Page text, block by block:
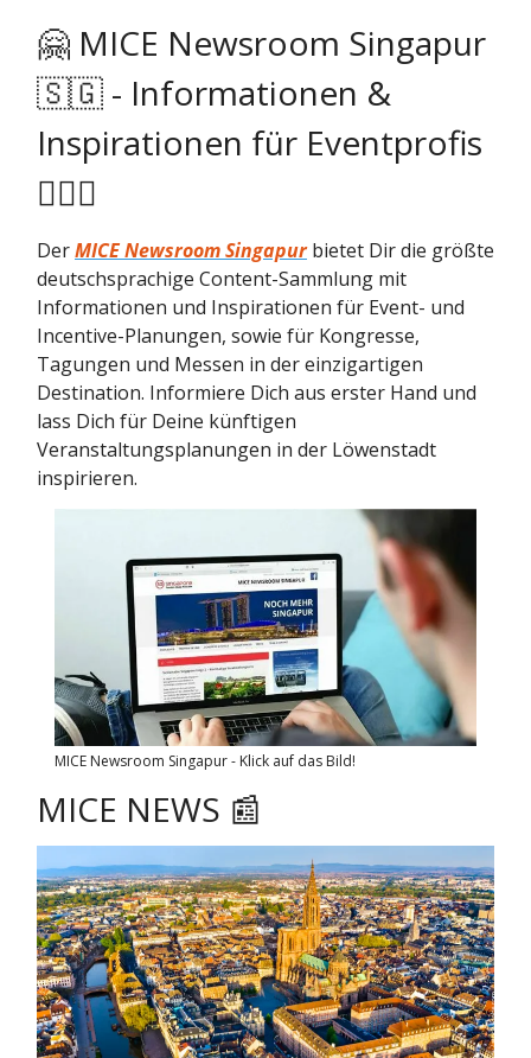
🤗 MICE Newsroom Singapur
🇸🇬 - Informationen &
Inspirationen für Eventprofis
🕵🏻‍♂️
DerMICE Newsroom Singapurbietet Dir die größte
deutschsprachige Content-Sammlung mit
Informationen und Inspirationen für Event- und
Incentive-Planungen, sowie für Kongresse,
Tagungen und Messen in der einzigartigen
Destination. Informiere Dich aus erster Hand und
lass Dich für Deine künftigen
Veranstaltungsplanungen in der Löwenstadt
inspirieren.
MICE Newsroom Singapur - Klick auf das Bild!
MICE NEWS 📰